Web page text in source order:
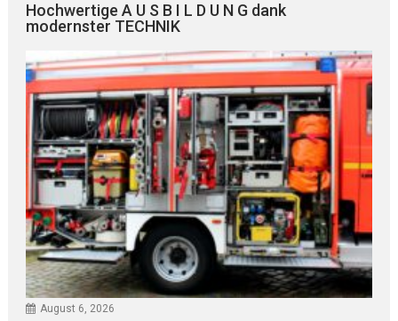
Hochwertige A U S B I L D U N G dank
modernster TECHNIK
August 6, 2026